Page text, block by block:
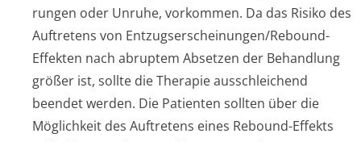
rungen oder Unruhe, vorkommen. Da das Risiko des
Auftretens von Entzugsersche­inungen/Rebou­nd-
Effekten nach abruptem Absetzen der Behandlung
größer ist, sollte die Therapie ausschleichend
beendet werden. Die Patienten sollten über die
Möglichkeit des Auftretens eines Rebound-Effekts